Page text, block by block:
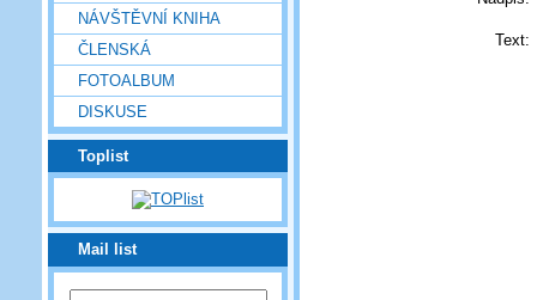
NÁVŠTĚVNÍ KNIHA
ČLENSKÁ
FOTOALBUM
DISKUSE
Toplist
Mail list
Text: